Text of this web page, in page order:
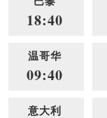
18:40
温哥华
09:40
意大利